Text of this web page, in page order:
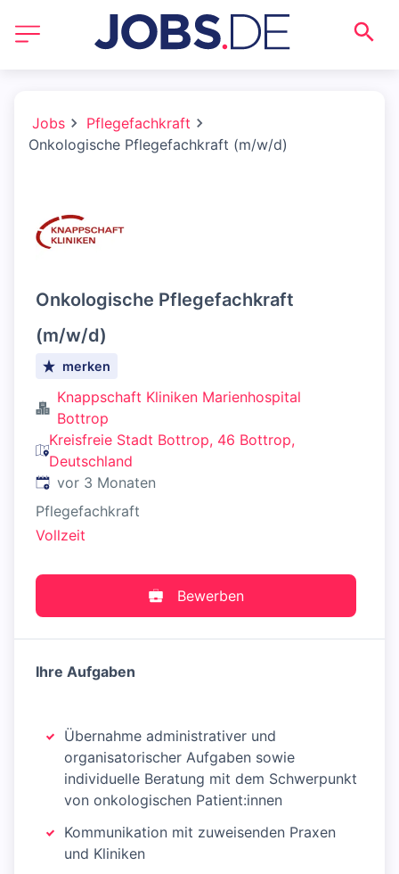
Jobs
Pflegefachkraft
Onkologische Pflegefachkraft (m/w/d)
Onkologische Pflegefachkraft
(m/w/d)
merken
Knappschaft Kliniken Marienhospital
Bottrop
Kreisfreie Stadt Bottrop, 46 Bottrop,
Deutschland
Veröffentlicht:
vor 3 Monaten
Pflegefachkraft
Vollzeit
Bewerben
Ihre Aufgaben
Übernahme administrativer und
organisatorischer Aufgaben sowie
individuelle Beratung mit dem Schwerpunkt
von onkologischen Patient:innen
Kommunikation mit zuweisenden Praxen
und Kliniken